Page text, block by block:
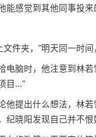
感觉到其他同事投来
件夹，"明天同一时
电脑时，他注意到林
目..."
他提出什么想法，林
纪晓阳发现自己并不